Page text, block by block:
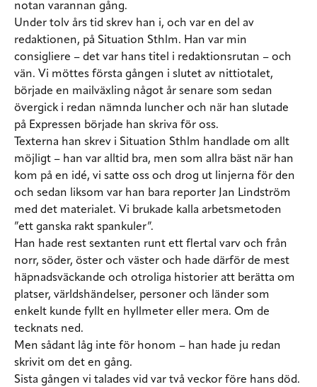
notan varannan gång.
Under tolv års tid skrev han i, och var en del av
redaktionen, på Situation Sthlm. Han var min
consigliere – det var hans titel i redaktionsrutan – och
vän. Vi möttes första gången i slutet av nittiotalet,
började en mailväxling något år senare som sedan
övergick i redan nämnda luncher och när han slutade
på Expressen började han skriva för oss.
Texterna han skrev i Situation Sthlm handlade om allt
möjligt – han var alltid bra, men som allra bäst när han
kom på en idé, vi satte oss och drog ut linjerna för den
och sedan liksom var han bara reporter Jan Lindström
med det materialet. Vi brukade kalla arbetsmetoden
”ett ganska rakt spankuler”.
Han hade rest sextanten runt ett flertal varv och från
norr, söder, öster och väster och hade därför de mest
häpnadsväckande och otroliga historier att berätta om
platser, världshändelser, personer och länder som
enkelt kunde fyllt en hyllmeter eller mera. Om de
tecknats ned.
Men sådant låg inte för honom – han hade ju redan
skrivit om det en gång.
Sista gången vi talades vid var två veckor före hans död.